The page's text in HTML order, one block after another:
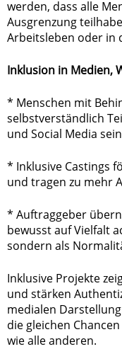
werden, dass alle
Ausgrenzung
Arbeitsleben oder in
Inklusion in Medien,
* Menschen mit
selbstverständlich
und Social Media
* Inklusive Castings
und tragen zu mehr
* Auftraggeber
bewusst auf Vielfalt
sondern als
Inklusive Projekte
und stärken
medialen
die gleichen
wie alle anderen.